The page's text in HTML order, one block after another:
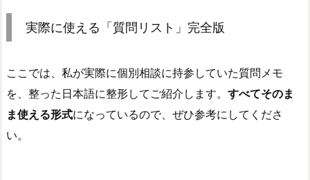
実際に使える「質問リスト」完全版
ここでは、私が実際に個別相談に持参していた質問メモ
を、整った日本語に整形してご紹介します。 すべてそのま
ま使える形式になっているので、ぜひ参考にしてくださ
い。